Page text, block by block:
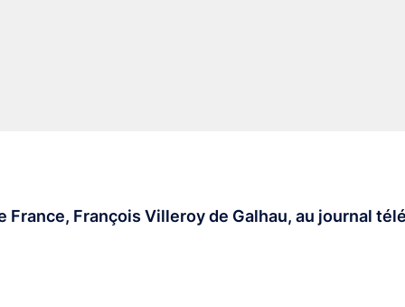
François Villeroy de Galhau, au journal